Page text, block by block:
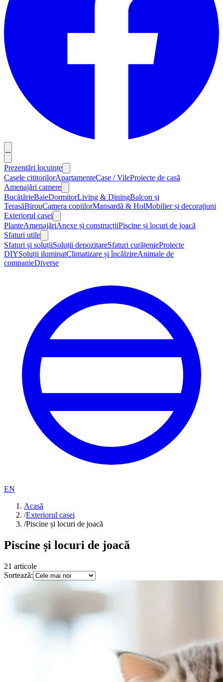
Prezentări locuințe
Casele cititorilorApartamenteCase / VileProiecte de casă
Amenajări camere
BucătărieBaieDormitorLiving & DiningBalcon și
TerasăBirouCamera copiilorMansardă & HolMobilier și decorațiuni
Exteriorul casei
PlanteAmenajăriAnexe și construcțiiPiscine și locuri de joacă
Sfaturi utile
Sfaturi și soluțiiSoluții depozitareSfaturi curățenieProiecte
DIYSoluții iluminatClimatizare și încălzireAnimale de
companieDiverse
EN
Acasă
/Exteriorul casei
/Piscine și locuri de joacă
Piscine și locuri de joacă
21 articole
Sortează: